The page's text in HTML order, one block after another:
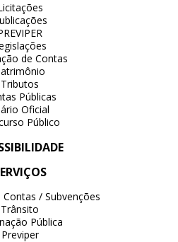
de Contas
Tributos
Públicas
Oficial
Público
/ Subvenções
Trânsito
Pública
Previper